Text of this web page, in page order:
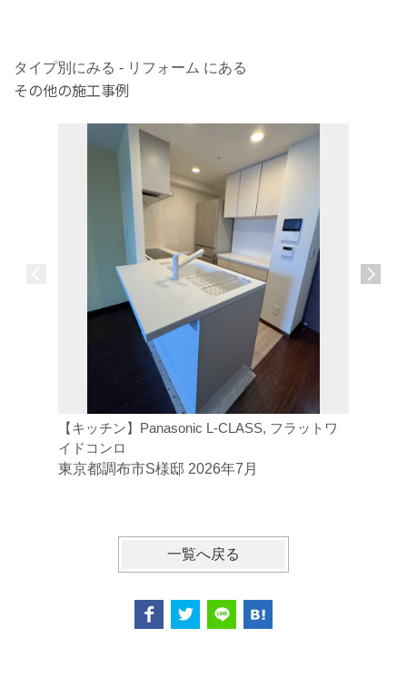
タイプ別にみる - リフォーム にある
その他の施工事例
【キッチン】Panasonic L-CLASS, フラットワ
イドコンロ
東京都調布市S様邸 2026年7月
一覧へ戻る